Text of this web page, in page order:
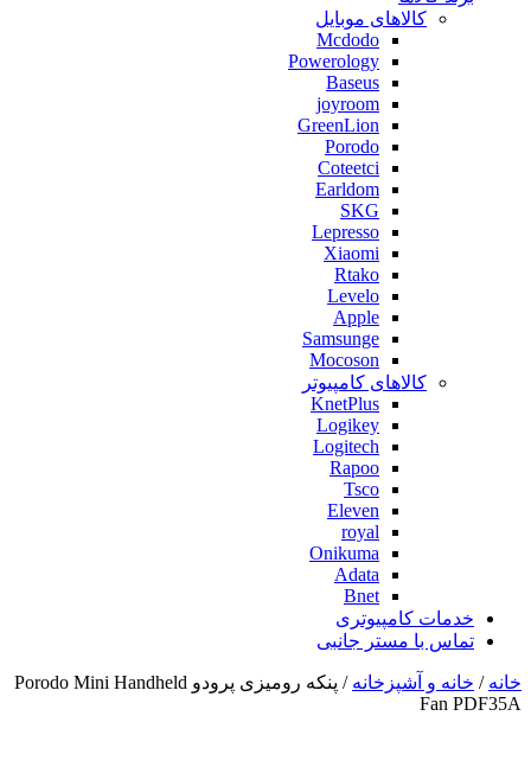
کالاهای موبایل
Mcdodo
Powerology
Baseus
joyroom
GreenLion
Porodo
Coteetci
Earldom
SKG
Lepresso
Xiaomi
Rtako
Levelo
Apple
Samsunge
Mocoson
کالاهای کامپیوتر
KnetPlus
Logikey
Logitech
Rapoo
Tsco
Eleven
royal
Onikuma
Adata
Bnet
خدمات کامپیوتری
تماس با مستر جانبی
خانه / خانه و آشپزخانه
/ پنکه رومیزی پرودو Porodo Mini Handheld
Fan PDF35A